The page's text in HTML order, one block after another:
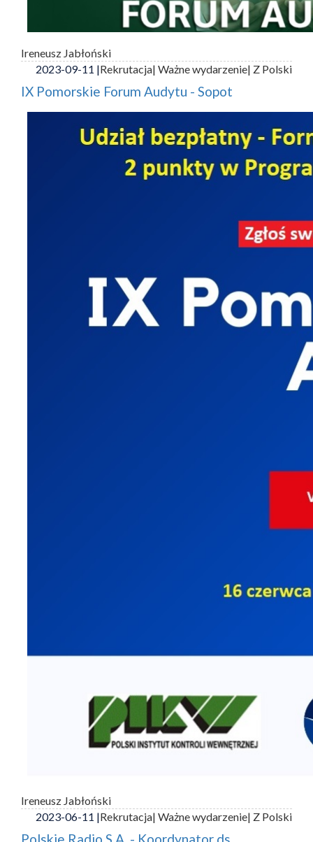
Ireneusz Jabłoński
2023-09-11 |Rekrutacja| Ważne wydarzenie| Z Polski
IX Pomorskie Forum Audytu - Sopot
Ireneusz Jabłoński
2023-06-11 |Rekrutacja| Ważne wydarzenie| Z Polski
Polskie Radio S.A. - Koordynator ds.